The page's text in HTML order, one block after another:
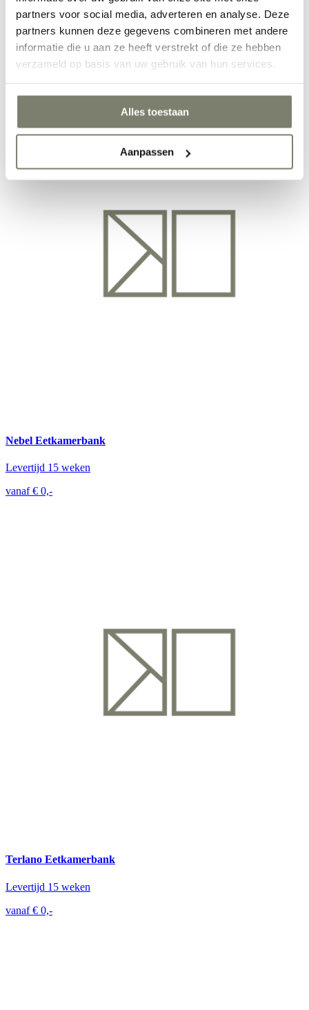
partners voor social media, adverteren en analyse. Deze
partners kunnen deze gegevens combineren met andere
informatie die u aan ze heeft verstrekt of die ze hebben
verzameld op basis van uw gebruik van hun services.
Alles toestaan
Aanpassen
populariteit
laatst toegevoegd
prijs oplopend
Nebel Eetkamerbank
Levertijd 15 weken
vanaf € 0,-
Terlano Eetkamerbank
Levertijd 15 weken
vanaf € 0,-